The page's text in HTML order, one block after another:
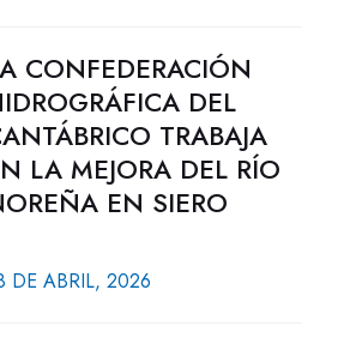
CONFEDERACIÓN
DEL
TRABAJA
LA MEJORA DEL RÍO
EN SIERO
DE ABRIL, 2026